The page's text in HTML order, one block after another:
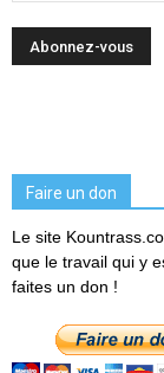
Faire un don
Le site
que le travail qui y
faites un don !